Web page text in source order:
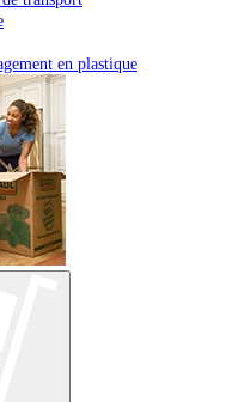
en plastique